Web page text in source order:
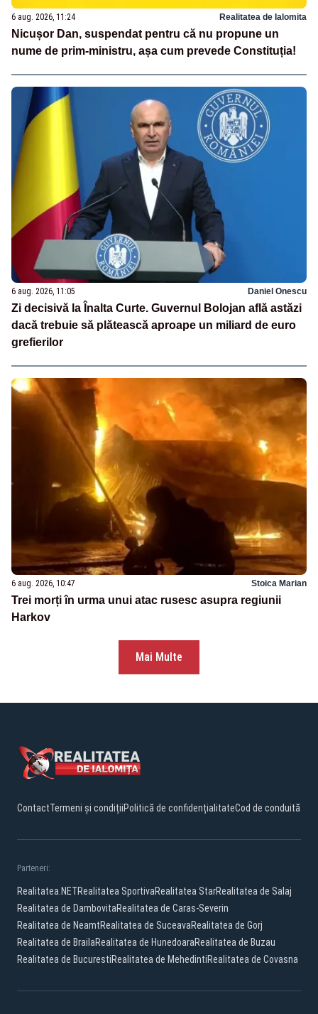
6 aug. 2026, 11:24 Realitatea de Ialomita
Nicușor Dan, suspendat pentru că nu propune un
nume de prim-ministru, așa cum prevede Constituția!
6 aug. 2026, 11:05 Daniel Onescu
Zi decisivă la Înalta Curte. Guvernul Bolojan află astăzi
dacă trebuie să plătească aproape un miliard de euro
grefierilor
6 aug. 2026, 10:47 Stoica Marian
Trei morți în urma unui atac rusesc asupra regiunii
Harkov
Mai Multe
ContactTermeni și condițiiPolitică de confidențialitateCod de conduită
Parteneri:
Realitatea.NETRealitatea SportivaRealitatea StarRealitatea de Salaj
Realitatea de DambovitaRealitatea de Caras-Severin
Realitatea de NeamtRealitatea de SuceavaRealitatea de Gorj
Realitatea de BrailaRealitatea de HunedoaraRealitatea de Buzau
Realitatea de BucurestiRealitatea de MehedintiRealitatea de Covasna